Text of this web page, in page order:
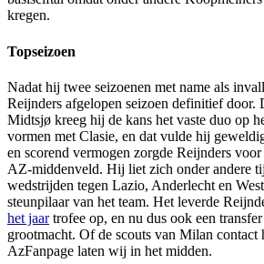
kregen.
Topseizoen
Nadat hij twee seizoenen met name als
Reijnders afgelopen seizoen definitief door.
Midtsjø kreeg hij de kans het vaste duo op
vormen met Clasie, en dat vulde hij
en scorend vermogen zorgde Reijnders
AZ-middenveld. Hij liet zich onder andere
wedstrijden tegen Lazio, Anderlecht en
steunpilaar van het team. Het leverde
het jaartrofee op, en nu dus ook een
grootmacht. Of de scouts van Milan contact
AzFanpage laten wij in het midden.